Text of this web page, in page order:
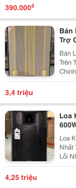
390.000₫
Bán
Trợ
Bán
Trên
-
3,4 triệu
Loa
Loa
Nhất
Lỗi
Còn
4,25 triệu